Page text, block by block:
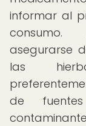
informar al
consumo.
asegurarse
las
de